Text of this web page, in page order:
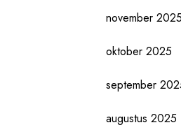
november 2025
oktober 2025
september
augustus 2025